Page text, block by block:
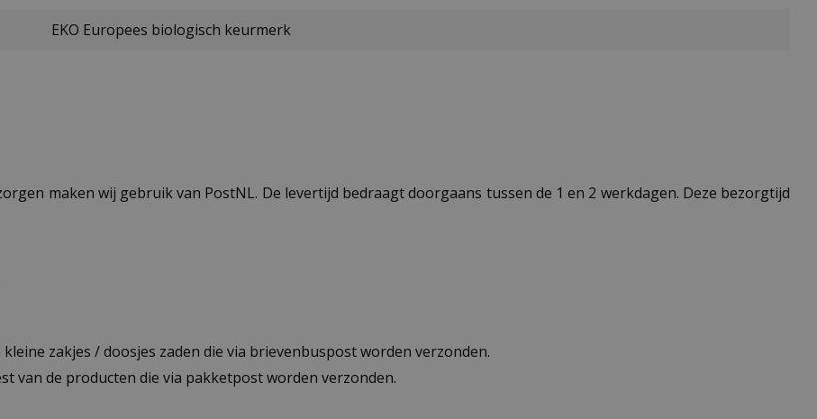
EKO Europees biologisch keurmerk
maken wij gebruik van PostNL. De levertijd bedraagt doorgaans tussen de 1 en 2 werkdagen. Deze bezorgtijd
zakjes / doosjes zaden die via brievenbuspost worden verzonden.
van de producten die via pakketpost worden verzonden.